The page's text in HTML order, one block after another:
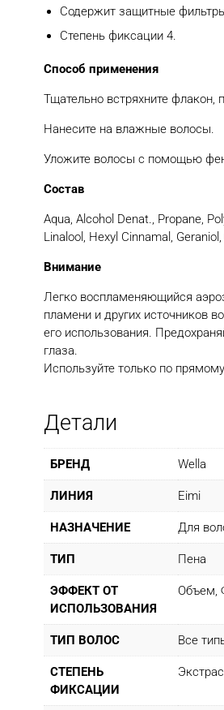
Содержит защитные
Степень фиксации 4.
Способ применения
Тщательно встряхните флакон,
Нанесите на влажные волосы.
Уложите волосы с помощью
Состав
Aqua, Alcohol Denat., Propane,
Linalool, Hexyl Cinnamal,
Внимание
Легко воспламеняющийся
пламени и других источников
его использования.
глаза.
Используйте только по
Детали
БРЕНД Wella
ЛИНИЯ Eimi
НАЗНАЧЕНИЕ Для
ТИП Пена
ЭФФЕКТ ОТ
ИСПОЛЬЗОВАНИЯ
Объем,
ТИП ВОЛОС Все
СТЕПЕНЬ
ФИКСАЦИИ